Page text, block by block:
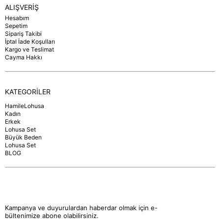
ALIŞVERİŞ
Hesabım
Sepetim
Sipariş Takibi
İptal İade Koşulları
Kargo ve Teslimat
Cayma Hakkı
KATEGORİLER
HamileLohusa
Kadın
Erkek
Lohusa Set
Büyük Beden
Lohusa Set
BLOG
Kampanya ve duyurulardan haberdar olmak için e-
bültenimize abone olabilirsiniz.